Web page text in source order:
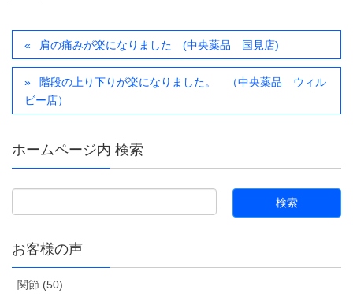
肩の痛みが楽になりました (中央薬品 国見店)
階段の上り下りが楽になりました。 （中央薬品 ウィル
ビー店）
ホームページ内 検索
お客様の声
関節 (50)